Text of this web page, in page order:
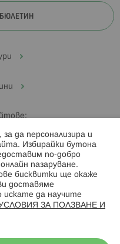
ни:
за да персонализира и
Избирайки бутона
по-добро
пазаруване.
бисквитки ще окаже
доставяме
искате да научите
ЗА ПОЛЗВАНЕ И